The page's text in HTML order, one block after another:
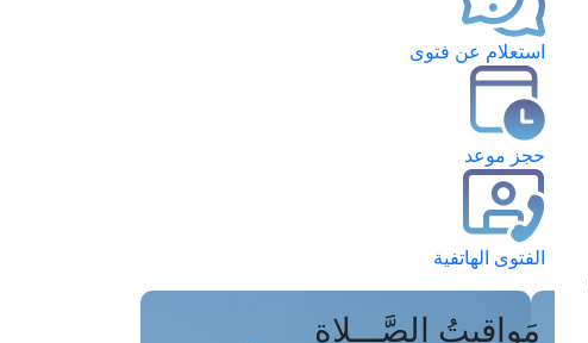
استعلام عن فتوى
حجز موعد
الفتوى الهاتفية
مَواقِيتُ الصَّـــلاة